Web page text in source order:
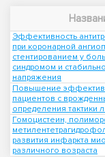
Эффективность
при коронарной
стентированием у
синдромом и
напряжения
Повышение
пациентов с
определения тактики
Гомоцистеин,
развития инфаркта
различного возраста